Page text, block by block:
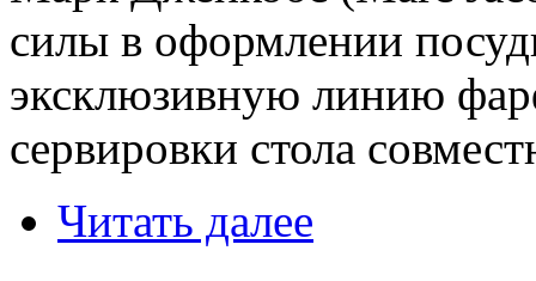
силы в оформлении
эксклюзивную линию
сервировки стола
Читать далее